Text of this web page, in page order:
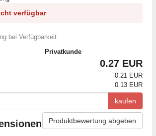
verfügbar
bei Verfügbarkeit
Privatkunde
0.27 EUR
0.21 EUR
0.13 EUR
kaufen
Produktbewertung abgeben